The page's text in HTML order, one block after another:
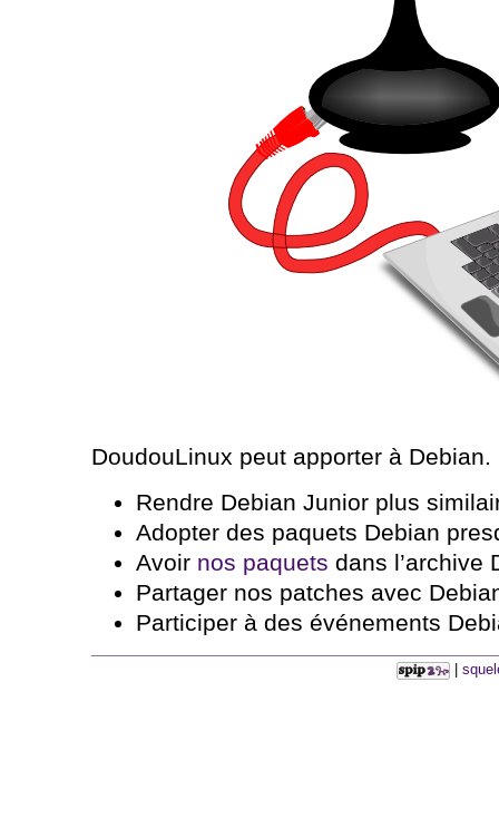
DoudouLinux peut apporter à Debian.
Rendre Debian Junior plus
Adopter des paquets Debian
Avoir nos paquets dans l’archive
Partager nos patches avec
Participer à des événements